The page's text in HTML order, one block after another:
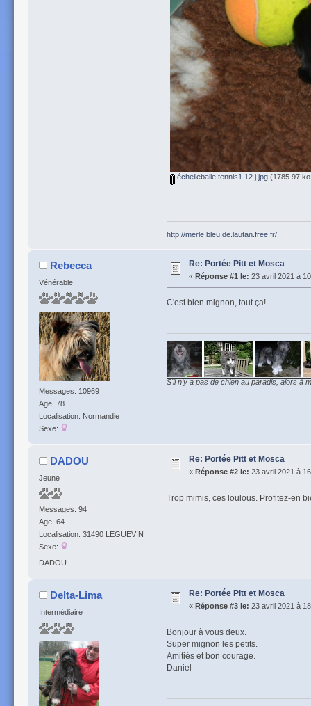
échelleballe tennis1 12 j.jpg(1785.97
http://merle.bleu.de.lautan.free.fr/
Rebecca
Vénérable
Messages: 10969
Age: 78
Localisation: Normandie
Sexe:
Re: Portée Pitt et Mosca
« Réponse #1 le: 23 avril 2021 à
C'est bien mignon, tout ça!
S'il n'y a pas de chien au paradis, alors à
DADOU
Jeune
Messages: 94
Age: 64
Localisation: 31490 LEGUEVIN
Sexe:
DADOU
Re: Portée Pitt et Mosca
« Réponse #2 le: 23 avril 2021 à
Trop mimis, ces loulous. Profitez-en
Delta-Lima
Intermédiaire
Re: Portée Pitt et Mosca
« Réponse #3 le: 23 avril 2021 à
Bonjour à vous deux.
Super mignon les petits.
Amitiés et bon courage.
Daniel